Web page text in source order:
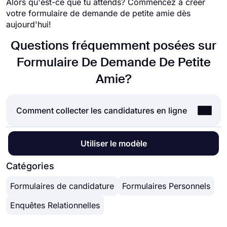
Alors qu'est-ce que tu attends? Commencez à créer
votre formulaire de demande de petite amie dès
aujourd'hui!
Questions fréquemment posées sur
Formulaire De Demande De Petite
Amie?
Comment collecter les candidatures en ligne
Accepter les candidatures en ligne est aujourd’hui
une norme pour presque toutes les entreprises.
Qu'il s'agisse de candidatures à un emploi, de
candidatures en ligne peut vous faire gagner du
comment accepter les candidatures en ligne,
Utiliser le modèle
Catégories
Formulaires de candidature
Formulaires Personnels
Enquêtes Relationnelles